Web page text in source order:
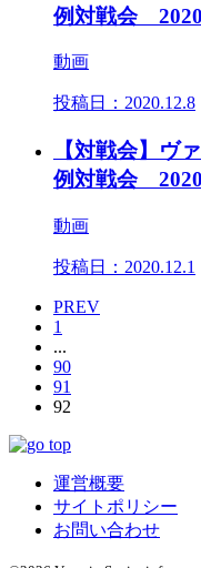
例対戦会
動画
投稿日： 2020.12.8
【対戦会】ヴ
例対戦会
動画
投稿日： 2020.12.1
PREV
1
...
90
91
92
運営概要
サイトポリシー
お問い合わせ